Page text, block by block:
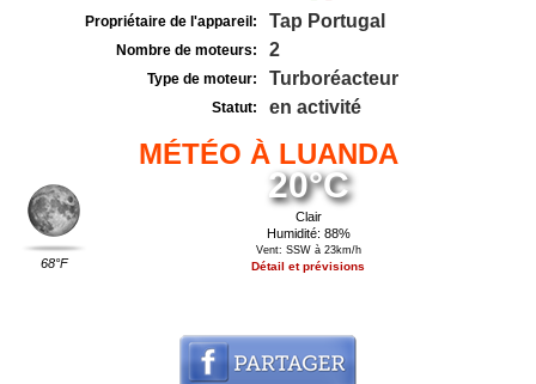
Propriétaire de l'appareil: Tap Portugal
Nombre de moteurs: 2
Type de moteur: Turboréacteur
Statut: en activité
MÉTÉO À LUANDA
68°F
20°C
Clair
Humidité: 88%
Vent: SSW à 23km/h
Détail et prévisions